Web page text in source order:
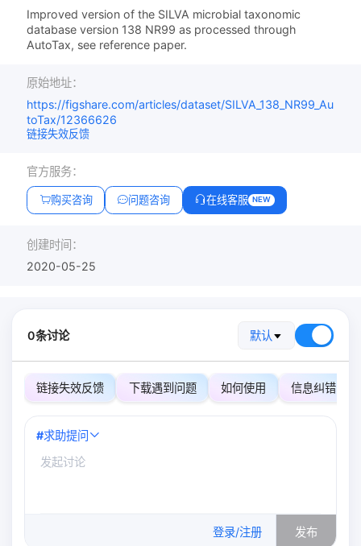
Improved version of the SILVA microbial taxonomic
database version 138 NR99 as processed through
AutoTax, see reference paper.
原始地址：
https://figshare.com/articles/dataset/SILVA_138_NR99_Au
toTax/12366626
链接失效反馈
官方服务：
购买咨询 问题咨询 在线客服 NEW
创建时间：
2020-05-25
0条讨论 默认
链接失效反馈 下载遇到问题 如何使用 信息纠错
#求助提问
登录/注册 发布